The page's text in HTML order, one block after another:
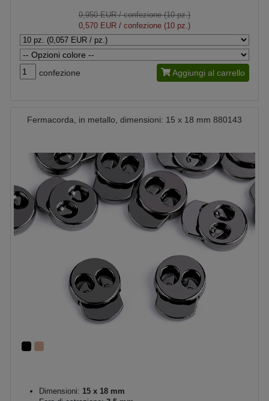
0,950 EUR/ confezione (10 pz.)
0,570 EUR / confezione (10 pz.)
confezione Aggiungi al carrello
Fermacorda, in metallo, dimensioni: 15 x 18 mm 880143
Dimensioni: 15 x 18 mm